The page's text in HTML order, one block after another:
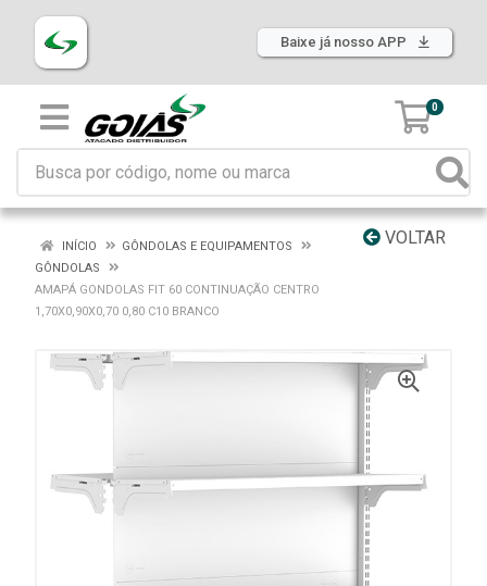
Baixe já nosso APP
0
VOLTAR
INÍCIO
GÔNDOLAS E EQUIPAMENTOS
GÔNDOLAS
AMAPÁ GONDOLAS FIT 60 CONTINUAÇÃO CENTRO
1,70X0,90X0,70 0,80 C10 BRANCO